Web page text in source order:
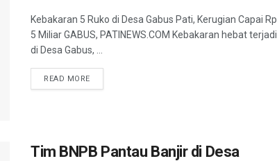
Kebakaran 5 Ruko di Desa Gabus Pati, Kerugian Capai Rp
5 Miliar GABUS, PATINEWS.COM Kebakaran hebat terjadi
di Desa Gabus, ...
READ MOREDETAILS
Tim BNPB Pantau Banjir di Desa